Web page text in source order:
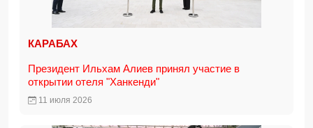
КАРАБАХ
Президент Ильхам Алиев принял участие в
открытии отеля "Ханкенди"
11 июля 2026